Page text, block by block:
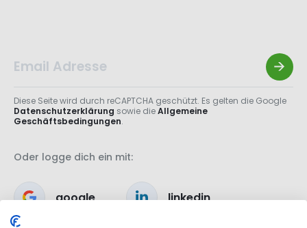
Diese Seite wird durch reCAPTCHA geschützt. Es gelten die Google
Datenschutzerklärung sowie dieAllgemeine
Geschäftsbedingungen.
Oder logge dich ein mit:
google linkedin